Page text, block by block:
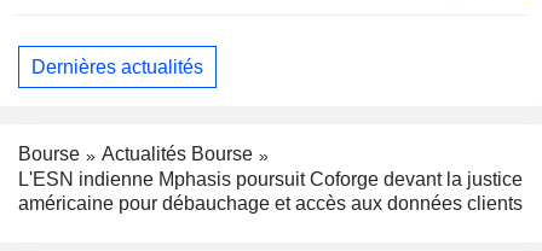
Dernières actualités
Bourse
Actualités Bourse
L'ESN indienne Mphasis poursuit Coforge devant la justice
américaine pour débauchage et accès aux données clients